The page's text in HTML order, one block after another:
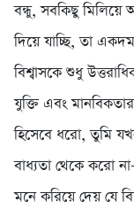
বন্ধু, সবকিছু মিলিয়ে
দিয়ে যাচ্ছি, তা
বিশ্বাসকে শুধু
যুক্তি এবং
হিসেবে ধরো, তুমি
বাধ্যতা থেকে করো
মনে করিয়ে দেয় যে